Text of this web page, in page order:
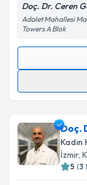
Doç. Dr. Ceren
Adalet Mahallesi
Towers A Blok
takvim
E-posta
Doç.
Kadın
İzmir,
5 (3